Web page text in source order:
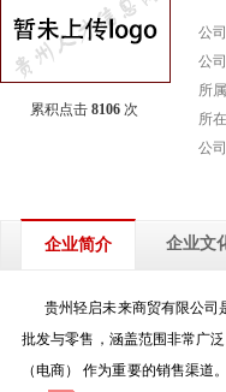
累积点击 8106 次
公
公
所
所
公
企业简介 企业文
贵州轻启未来商贸有限公司
批发与零售，涵盖范围非常广
（电商） 作为重要的销售渠